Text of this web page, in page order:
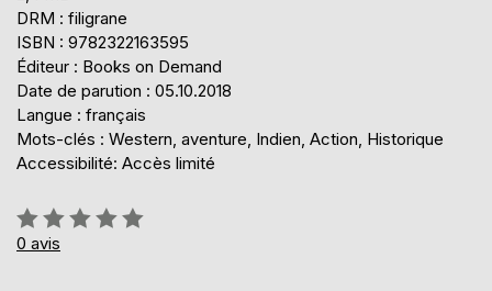
DRM : filigrane
ISBN : 9782322163595
Éditeur : Books on Demand
Date de parution : 05.10.2018
Langue : français
Mots-clés : Western, aventure, Indien, Action, Historique
Accessibilité: Accès limité
Évaluation:
0%
0 avis